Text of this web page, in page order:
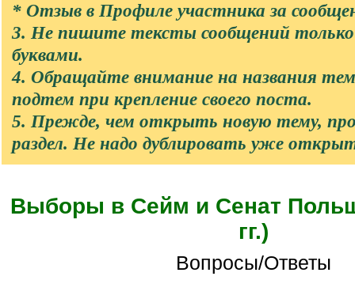
* Отзыв в Профиле участника за
3. Не пишите тексты сообщений
буквами.
4. Обращайте внимание на названия
подтем при крепление своего поста.
5. Прежде, чем открыть новую тему,
раздел. Не надо дублировать уже
Выборы в Сейм и Сенат
гг.)
Вопросы/Ответы